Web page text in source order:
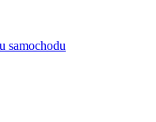
samochodu